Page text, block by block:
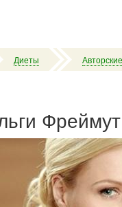
Диеты
Фреймут